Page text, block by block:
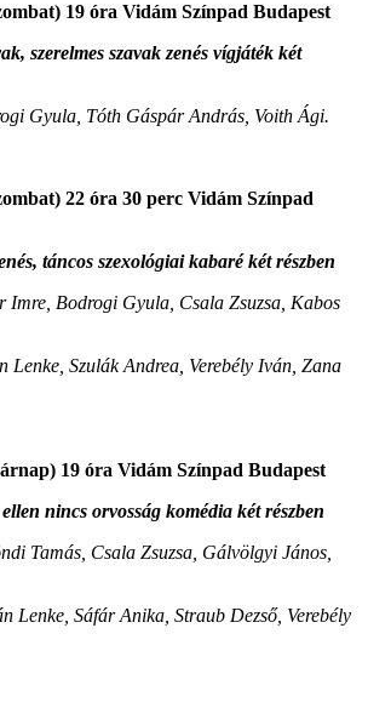
19 óra Vidám Színpad Budapest
szerelmes szavak zenés vígjáték két
Gyula, Tóth Gáspár András, Voith Ági.
22 óra 30 perc Vidám Színpad
táncos szexológiai kabaré két részben
Imre, Bodrogi Gyula, Csala Zsuzsa, Kabos
Andrea, Verebély Iván, Zana
19 óra Vidám Színpad Budapest
nincs orvosság komédia két részben
Tamás, Csala Zsuzsa, Gálvölgyi János,
Anika, Straub Dezső, Verebély